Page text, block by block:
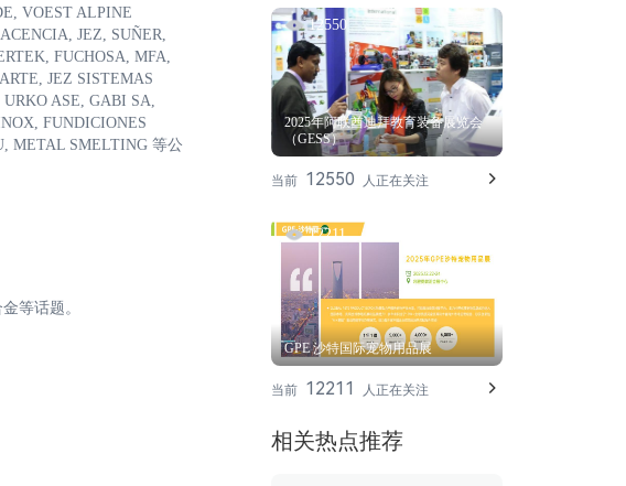
VOEST ALPINE
JEZ, SUÑER,
FUCHOSA, MFA,
JEZ SISTEMAS
ASE, GABI SA,
FUNDICIONES
METAL SMELTING 等公
等话题。
12550
2025年阿联酋迪拜教育装备展览会
（GESS）
当前 12550 人正在关注
12211
GPE 沙特国际宠物用品展
当前 12211 人正在关注
相关热点推荐